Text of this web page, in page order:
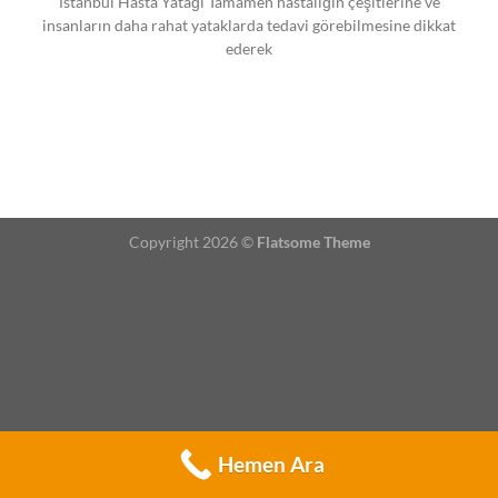
insanların daha rahat yataklarda tedavi görebilmesine dikkat
ederek
Copyright 2026 © Flatsome Theme
Hemen Ara